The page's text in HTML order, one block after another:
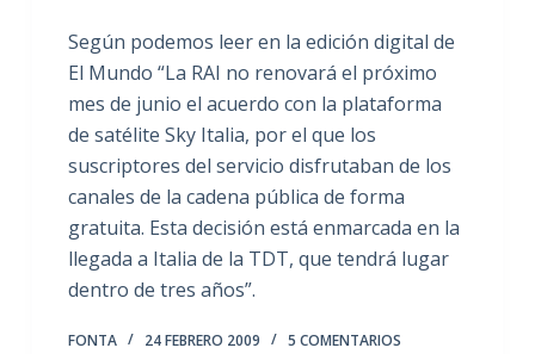
Según podemos leer en la edición digital de
El Mundo “La RAI no renovará el próximo
mes de junio el acuerdo con la plataforma
de satélite Sky Italia, por el que los
suscriptores del servicio disfrutaban de los
canales de la cadena pública de forma
gratuita. Esta decisión está enmarcada en la
llegada a Italia de la TDT, que tendrá lugar
dentro de tres años”.
FONTA 24 FEBRERO 2009 5 COMENTARIOS